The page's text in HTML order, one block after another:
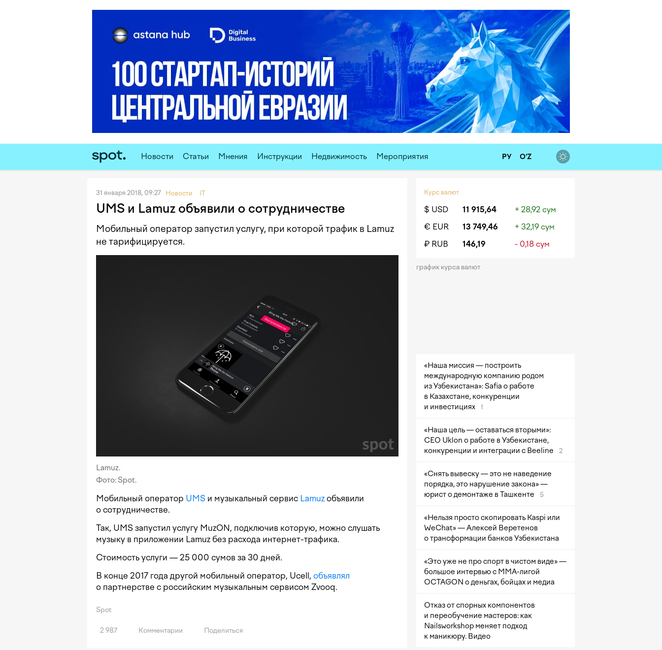
Новости Статьи Мнения Инструкции Недвижимость Мероприятия РУ O‘Z
31 января 2018, 09:27 Новости IT
UMS и Lamuz объявили о сотрудничестве
Мобильный оператор запустил услугу, при которой трафик в Lamuz
не тарифицируется.
Lamuz.
Фото: Spot.
Мобильный оператор UMS и музыкальный сервис Lamuz объявили
о сотрудничестве.
Так, UMS запустил услугу MuzON, подключив которую, можно слушать
музыку в приложении Lamuz без расхода интернет-трафика.
Стоимость услуги — 25 000 сумов за 30 дней.
В конце 2017 года другой мобильный оператор, Ucell, объявлял
о партнерстве с российским музыкальным сервисом Zvooq.
Spot
2 987 Комментарии Поделиться
Курс валют
$ USD 11 915,64
+ 28,92 сум
€ EUR
13 749,46
+ 32,19 сум
₽ RUB
146,19 - 0,18 сум
график курса валют
«Наша миссия — построить
международную компанию родом
из Узбекистана»: Safia о работе
в Казахстане, конкуренции
и инвестициях
1
«Наша цель — оставаться вторыми»:
CEO Uklon о работе в Узбекистане,
конкуренции и интеграции с Beeline
2
«Снять вывеску — это не наведение
порядка, это нарушение закона» —
юрист о демонтаже в Ташкенте
5
«Нельзя просто скопировать Kaspi или
WeChat» — Алексей Веретенов
о трансформации банков Узбекистана
«Это уже не про спорт в чистом виде» —
большое интервью с ММА-лигой
OCTAGON о деньгах, бойцах и медиа
Отказ от спорных компонентов
и переобучение мастеров: как
Nailsworkshop меняет подход
к маникюру. Видео